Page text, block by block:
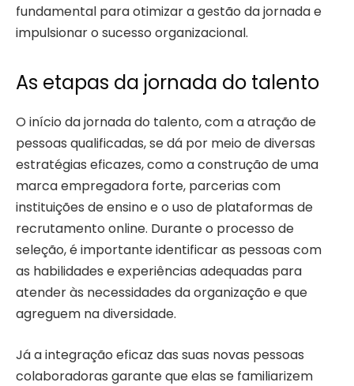
fundamental para otimizar a gestão da jornada e
impulsionar o sucesso organizacional.
As etapas da jornada do talento
O início da jornada do talento, com a atração de
pessoas qualificadas, se dá por meio de diversas
estratégias eficazes, como a construção de uma
marca empregadora forte, parcerias com
instituições de ensino e o uso de plataformas de
recrutamento online. Durante o processo de
seleção, é importante identificar as pessoas com
as habilidades e experiências adequadas para
atender às necessidades da organização e que
agreguem na diversidade.
Já a integração eficaz das suas novas pessoas
colaboradoras garante que elas se familiarizem